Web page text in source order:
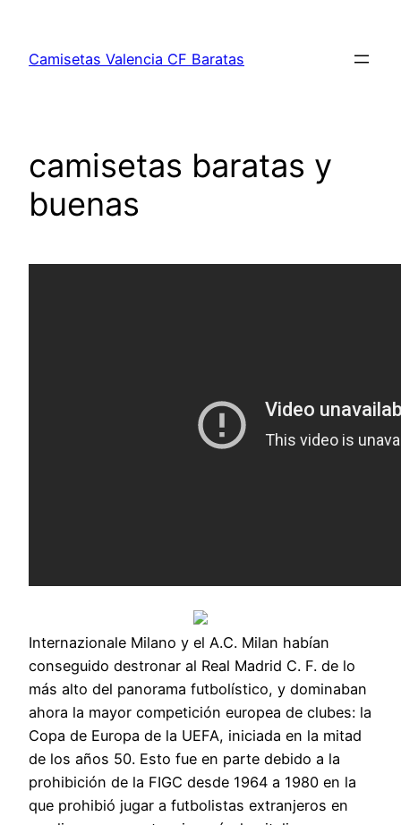
contenido
Camisetas Valencia CF Baratas
camisetas baratas y
buenas
Internazionale Milano y el A.C. Milan habían
conseguido destronar al Real Madrid C. F. de lo
más alto del panorama futbolístico, y dominaban
ahora la mayor competición europea de clubes: la
Copa de Europa de la UEFA, iniciada en la mitad
de los años 50. Esto fue en parte debido a la
prohibición de la FIGC desde 1964 a 1980 en la
que prohibió jugar a futbolistas extranjeros en